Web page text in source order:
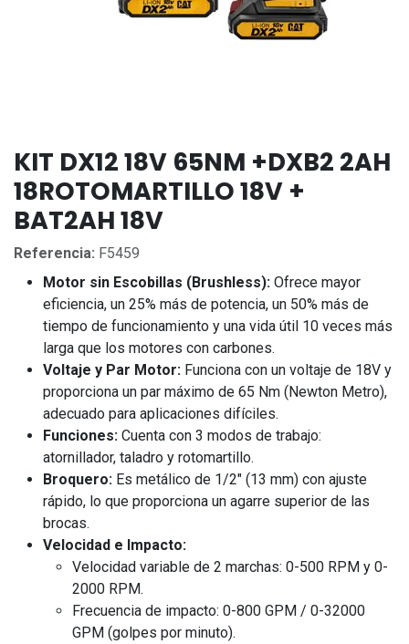
KIT DX12 18V 65NM +DXB2 2AH
18ROTOMARTILLO 18V +
BAT2AH 18V
Referencia: F5459
Motor sin Escobillas (Brushless): Ofrece mayor
eficiencia, un 25% más de potencia, un 50% más de
tiempo de funcionamiento y una vida útil 10 veces más
larga que los motores con carbones.
Voltaje y Par Motor: Funciona con un voltaje de 18V y
proporciona un par máximo de 65 Nm (Newton Metro),
adecuado para aplicaciones difíciles.
Funciones: Cuenta con 3 modos de trabajo:
atornillador, taladro y rotomartillo.
Broquero: Es metálico de 1/2" (13 mm) con ajuste
rápido, lo que proporciona un agarre superior de las
brocas.
Velocidad e Impacto:
Velocidad variable de 2 marchas: 0-500 RPM y 0-
2000 RPM.
Frecuencia de impacto: 0-800 GPM / 0-32000
GPM (golpes por minuto).